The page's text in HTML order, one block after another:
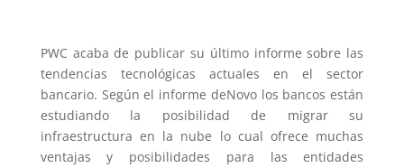
PWC acaba de publicar su último informe sobre las
tendencias tecnológicas actuales en el sector
bancario. Según el informe deNovo los bancos están
estudiando la posibilidad de migrar su
infraestructura en la nube lo cual ofrece muchas
ventajas y posibilidades para las entidades